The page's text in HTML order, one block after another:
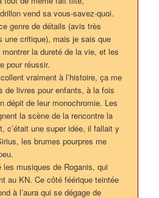
vend sa vous-savez-quoi.
genre de détails (avis très
une critique), mais je sais que
la dureté de la vie, et les
pour réussir.
vraiment à l’histoire, ça me
de livres pour enfants, à la fois
dépit de leur monochromie. Les
la scène de la rencontre la
c’était une super idée, il fallait y
les brumes pourpres me
les musiques de Roganis, qui
au KN. Ce côté féérique teintée
à l’aura qui se dégage de